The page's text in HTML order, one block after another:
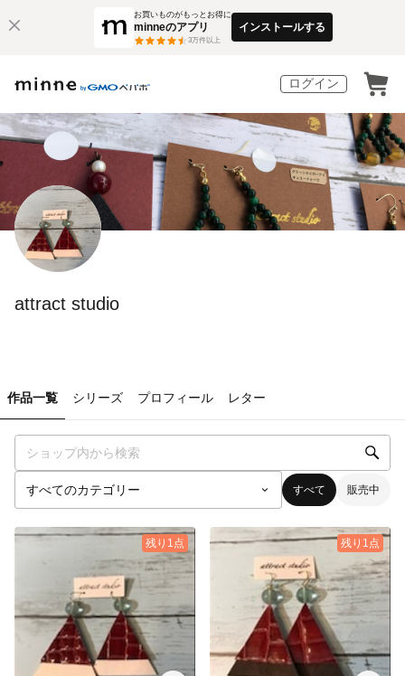
お買いものがもっとお得に
minneのアプリ
3万件以上
インストールする
ログイン
attract studio
作品一覧 シリーズ プロフィール レター
すべて 販売中
残り1点 残り1点